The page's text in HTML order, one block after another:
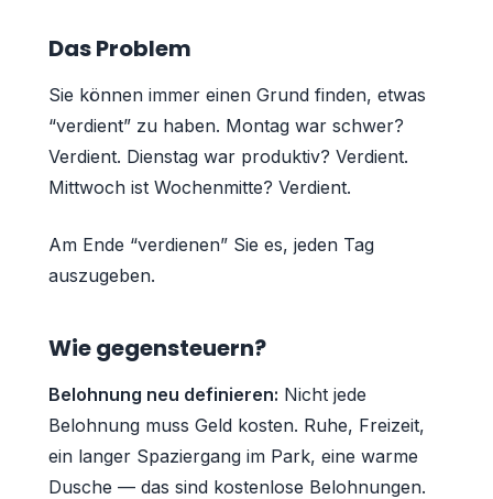
Das Problem
Sie können immer einen Grund finden, etwas
“verdient” zu haben. Montag war schwer?
Verdient. Dienstag war produktiv? Verdient.
Mittwoch ist Wochenmitte? Verdient.
Am Ende “verdienen” Sie es, jeden Tag
auszugeben.
Wie gegensteuern?
Belohnung neu definieren: Nicht jede
Belohnung muss Geld kosten. Ruhe, Freizeit,
ein langer Spaziergang im Park, eine warme
Dusche — das sind kostenlose Belohnungen.